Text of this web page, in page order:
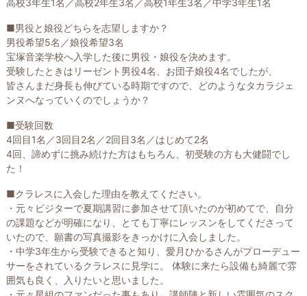
高校3年生1名／高校2年生3名／高校1年生3名／中学3年生1名
■男役と娘役どちらを志望しますか？
男役希望5名／娘役希望3名
宝塚音楽学校へ入学した後に男役・娘役を決めます。
受験したときはリーゼント男役4名、お団子娘役4名でしたが、
皆さんまだ身長も伸びている時期ですので、どのようなタカラジェ
ンヌへなっていくのでしょうか？
■受験回数
4回目1名／3回目2名／2回目3名／はじめて2名
4回、諦めずに挑み続けた方はもちろん、初受験の方も大健闘でし
た！
■クラレスに入会した理由を教えてください。
・元々ビジターで夏期講習に参加させて頂いたのが初めてで、自分
の課題などが明確になり、とても丁寧にレッスンをしてくださって
いたので、願書の写真撮影をきっかけに入会しました。
・中学3年生から受験できると知り、愛月ひかるさんがプローデュー
サーをされているクラレスに見学に。 体験に来たら設備も綺麗で雰
囲気も良く、入りたいと思いました。